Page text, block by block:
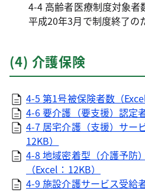
4-4 高齢者医療制度対象者
平成20年3月で制度終了の
(4) 介護保険
4-5 第1号被保険者数（
4-6 要介護（要支援）認定
4-7 居宅介護（支援）サー
12KB）
4-8 地域密着型（介護予防
（Excel：12KB）
4-9 施設介護サービス受給